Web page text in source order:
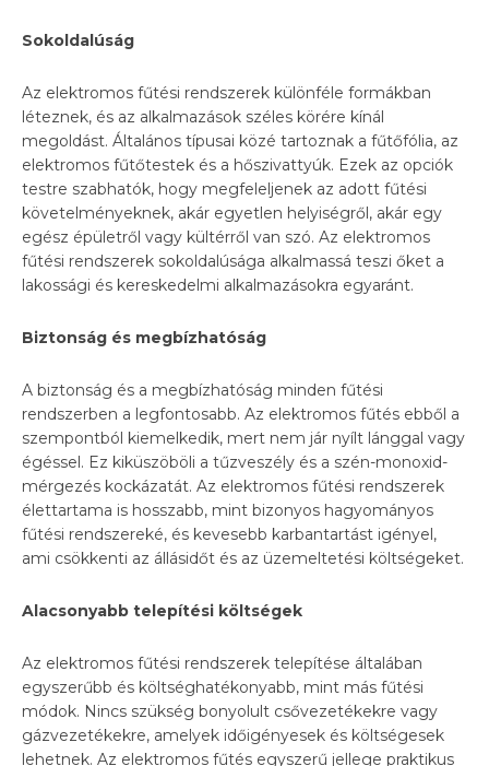
Sokoldalúság
Az elektromos fűtési rendszerek különféle formákban
léteznek, és az alkalmazások széles körére kínál
megoldást. Általános típusai közé tartoznak a fűtőfólia, az
elektromos fűtőtestek és a hőszivattyúk. Ezek az opciók
testre szabhatók, hogy megfeleljenek az adott fűtési
követelményeknek, akár egyetlen helyiségről, akár egy
egész épületről vagy kültérről van szó. Az elektromos
fűtési rendszerek sokoldalúsága alkalmassá teszi őket a
lakossági és kereskedelmi alkalmazásokra egyaránt.
Biztonság és megbízhatóság
A biztonság és a megbízhatóság minden fűtési
rendszerben a legfontosabb. Az elektromos fűtés ebből a
szempontból kiemelkedik, mert nem jár nyílt lánggal vagy
égéssel. Ez kiküszöböli a tűzveszély és a szén-monoxid-
mérgezés kockázatát. Az elektromos fűtési rendszerek
élettartama is hosszabb, mint bizonyos hagyományos
fűtési rendszereké, és kevesebb karbantartást igényel,
ami csökkenti az állásidőt és az üzemeltetési költségeket.
Alacsonyabb telepítési költségek
Az elektromos fűtési rendszerek telepítése általában
egyszerűbb és költséghatékonyabb, mint más fűtési
módok. Nincs szükség bonyolult csővezetékekre vagy
gázvezetékekre, amelyek időigényesek és költségesek
lehetnek. Az elektromos fűtés egyszerű jellege praktikus